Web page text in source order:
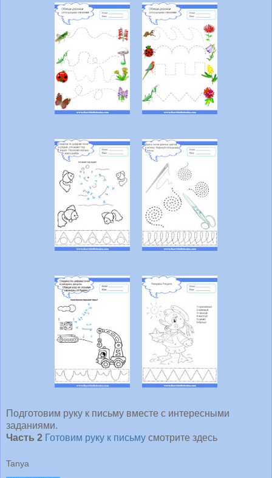
Подготовим руку к письму вместе с интересными
заданиями.
Часть 2 Готовим руку к письму смотрите здесь
Tanya